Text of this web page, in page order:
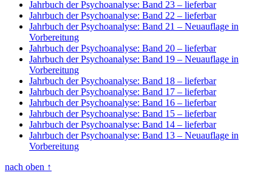
Jahrbuch der Psychoanalyse: Band 23 – lieferbar
Jahrbuch der Psychoanalyse: Band 22 – lieferbar
Jahrbuch der Psychoanalyse: Band 21 – Neuauflage in
Vorbereitung
Jahrbuch der Psychoanalyse: Band 20 – lieferbar
Jahrbuch der Psychoanalyse: Band 19 – Neuauflage in
Vorbereitung
Jahrbuch der Psychoanalyse: Band 18 – lieferbar
Jahrbuch der Psychoanalyse: Band 17 – lieferbar
Jahrbuch der Psychoanalyse: Band 16 – lieferbar
Jahrbuch der Psychoanalyse: Band 15 – lieferbar
Jahrbuch der Psychoanalyse: Band 14 – lieferbar
Jahrbuch der Psychoanalyse: Band 13 – Neuauflage in
Vorbereitung
nach oben ↑